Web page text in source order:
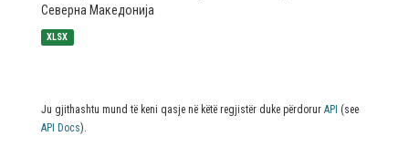
Северна Македонија
XLSX
Ju gjithashtu mund të keni qasje në këtë regjistër duke përdorur API (see
API Docs).